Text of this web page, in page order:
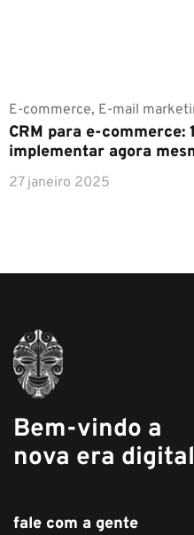
E-commerce, E-mail
CRM para e-commerce:
implementar agora
27 janeiro 2025
Bem-vindo a
nova era digital
fale com a gente